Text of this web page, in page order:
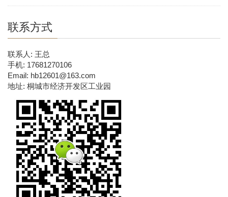
联系方式
联系人: 王总
手机: 17681270106
Email: hb12601@163.com
地址: 桐城市经济开发区工业园